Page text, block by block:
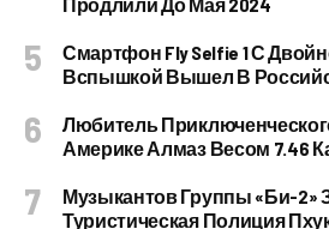
Смартфон Fly Selfie 1 С
Вспышкой Вышел В
Любитель
Америке Алмаз Весом 7.46
Музыкантов Группы «Би-2»
Туристическая Полиция